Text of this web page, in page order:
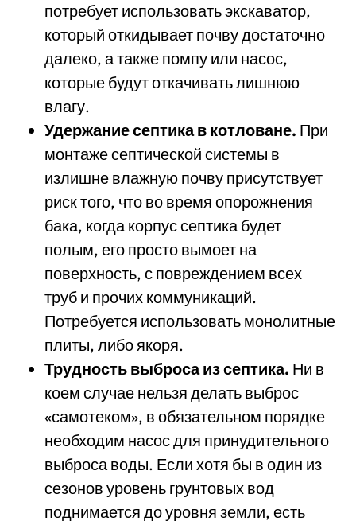
потребует использовать экскаватор,
который откидывает почву достаточно
далеко, а также помпу или насос,
которые будут откачивать лишнюю
влагу.
Удержание септика в котловане. При
монтаже септической системы в
излишне влажную почву присутствует
риск того, что во время опорожнения
бака, когда корпус септика будет
полым, его просто вымоет на
поверхность, с повреждением всех
труб и прочих коммуникаций.
Потребуется использовать монолитные
плиты, либо якоря.
Трудность выброса из септика. Ни в
коем случае нельзя делать выброс
«самотеком», в обязательном порядке
необходим насос для принудительного
выброса воды. Если хотя бы в один из
сезонов уровень грунтовых вод
поднимается до уровня земли, есть